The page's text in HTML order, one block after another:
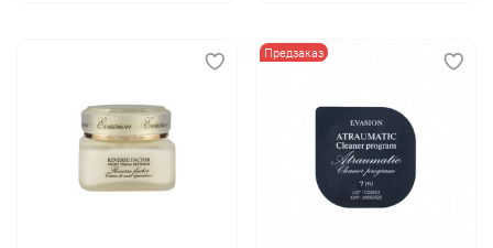
Предзаказ